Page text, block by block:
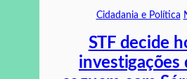
Cidadania e Política
STF decide
investigações